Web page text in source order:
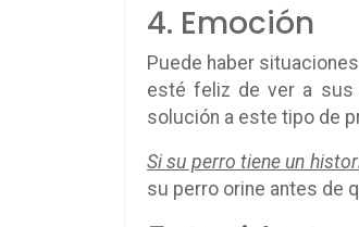
4. Emoción
Puede haber
esté feliz de ver a sus
solución a este tipo de
Si su perro tiene un
su perro orine antes de